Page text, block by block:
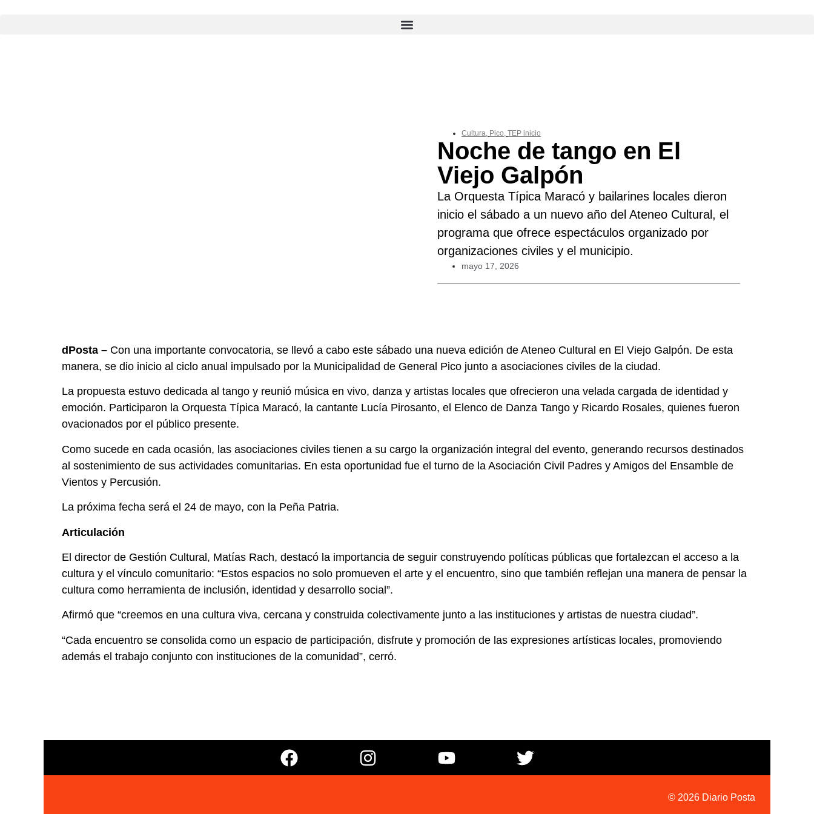
Cultura, Pico, TEP inicio
Noche de tango en El
Viejo Galpón
La Orquesta Típica Maracó y bailarines locales dieron
inicio el sábado a un nuevo año del Ateneo Cultural, el
programa que ofrece espectáculos organizado por
organizaciones civiles y el municipio.
mayo 17, 2026
dPosta – Con una importante convocatoria, se llevó a cabo este sábado una nueva edición de Ateneo Cultural en El Viejo Galpón. De esta
manera, se dio inicio al ciclo anual impulsado por la Municipalidad de General Pico junto a asociaciones civiles de la ciudad.
La propuesta estuvo dedicada al tango y reunió música en vivo, danza y artistas locales que ofrecieron una velada cargada de identidad y
emoción. Participaron la Orquesta Típica Maracó, la cantante Lucía Pirosanto, el Elenco de Danza Tango y Ricardo Rosales, quienes fueron
ovacionados por el público presente.
Como sucede en cada ocasión, las asociaciones civiles tienen a su cargo la organización integral del evento, generando recursos destinados
al sostenimiento de sus actividades comunitarias. En esta oportunidad fue el turno de la Asociación Civil Padres y Amigos del Ensamble de
Vientos y Percusión.
La próxima fecha será el 24 de mayo, con la Peña Patria.
Articulación
El director de Gestión Cultural, Matías Rach, destacó la importancia de seguir construyendo políticas públicas que fortalezcan el acceso a la
cultura y el vínculo comunitario: “Estos espacios no solo promueven el arte y el encuentro, sino que también reflejan una manera de pensar la
cultura como herramienta de inclusión, identidad y desarrollo social”.
Afirmó que “creemos en una cultura viva, cercana y construida colectivamente junto a las instituciones y artistas de nuestra ciudad”.
“Cada encuentro se consolida como un espacio de participación, disfrute y promoción de las expresiones artísticas locales, promoviendo
además el trabajo conjunto con instituciones de la comunidad”, cerró.
© 2026 Diario Posta